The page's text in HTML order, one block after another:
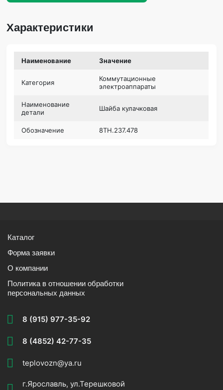
Характеристики
Наименование Значение
Категория
Коммутационные
электроаппараты
Наименование
детали
Шайба кулачковая
Обозначение 8ТН.237.478
Каталог
Форма заявки
О компании
Политика в отношении обработки
персональных данных
8 (915) 977-35-92
8 (4852) 42-77-35
teplovozn@ya.ru
г.Ярославль, ул.Терешковой